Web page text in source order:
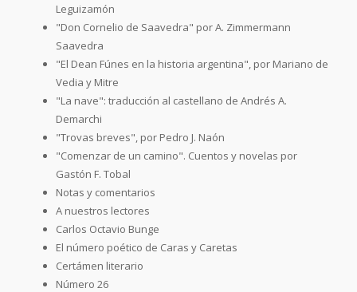
Leguizamón
"Don Cornelio de Saavedra" por A. Zimmermann
Saavedra
"El Dean Fúnes en la historia argentina", por Mariano de
Vedia y Mitre
"La nave": traducción al castellano de Andrés A.
Demarchi
"Trovas breves", por Pedro J. Naón
"Comenzar de un camino". Cuentos y novelas por
Gastón F. Tobal
Notas y comentarios
A nuestros lectores
Carlos Octavio Bunge
El número poético de Caras y Caretas
Certámen literario
Número 26